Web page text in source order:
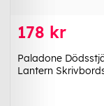
178 kr
Paladone
Lantern